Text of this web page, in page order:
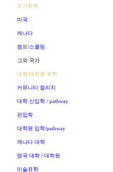
조기유학
미국
캐나다
켐프/스쿨링
그외 국가
대학/대학원 유학
커뮤니티 컬리지
대학 신입학 / pathway
편입학
대학원 입학/pathway
캐나다 대학
영국 대학 / 대학원
미술유학